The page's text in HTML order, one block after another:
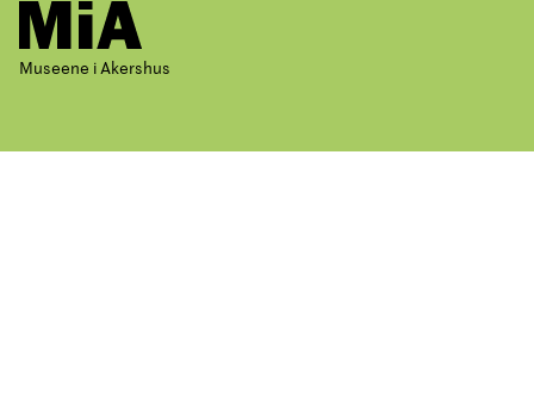
Museene i Akershus